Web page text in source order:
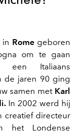
in Rome geboren
om te gaan
een Italiaans
de jaren 90 ging
samen met Karl
In 2002 werd hij
creatief directeur
Londense